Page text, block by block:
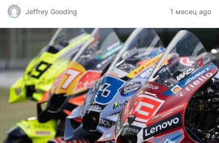
Jeffrey Gooding 1 месец ago